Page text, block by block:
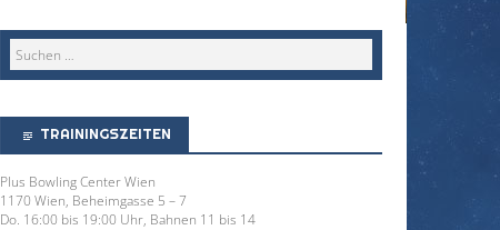
TRAININGSZEITEN
Plus Bowling Center Wien
1170 Wien, Beheimgasse 5 – 7
Do. 16:00 bis 19:00 Uhr, Bahnen 11 bis 14